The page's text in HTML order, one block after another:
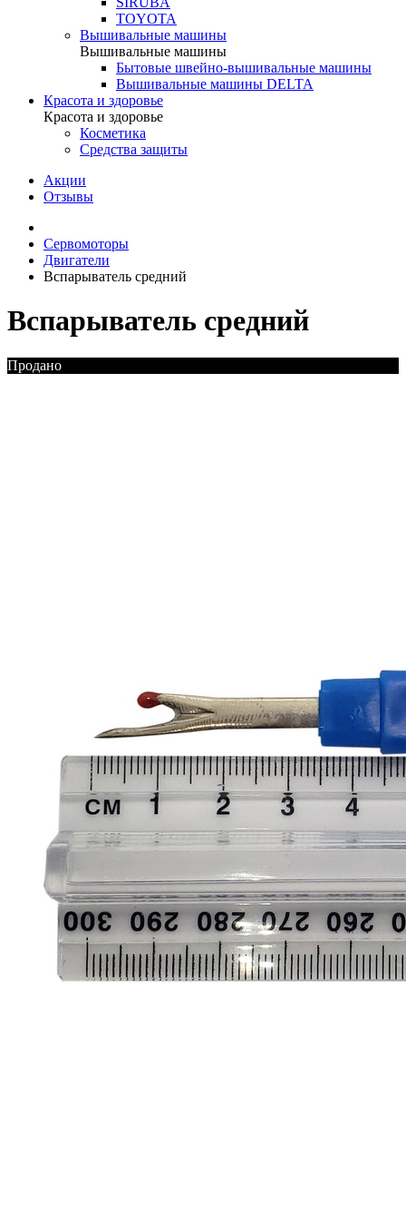
TOYOTA
Вышивальные машины
Вышивальные машины
Бытовые швейно-вышивальные машины
Вышивальные машины DELTA
Красота и здоровье
Красота и здоровье
Косметика
Средства защиты
Акции
Отзывы
Сервомоторы
Двигатели
Вспарыватель средний
Вспарыватель средний
Продано